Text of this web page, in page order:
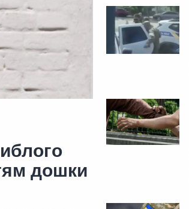
дошки